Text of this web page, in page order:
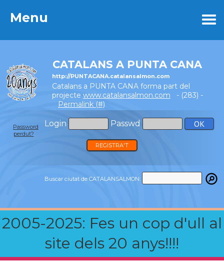
Menu
CATALANS A PUNTA CANA
http://PUNTACANA.catalansalmon.com
Catalans a PUNTA CANA forma part del
projecte www.catalansalmon.com - (283) -
Permalink (#)
Login Passwd
Password
perdut?
REGISTRA'T
Buscar ciutat de CATALANSALMON:
2005-2025: Fes un cop d'ull al
site dels 20 anys!!!!
Menu